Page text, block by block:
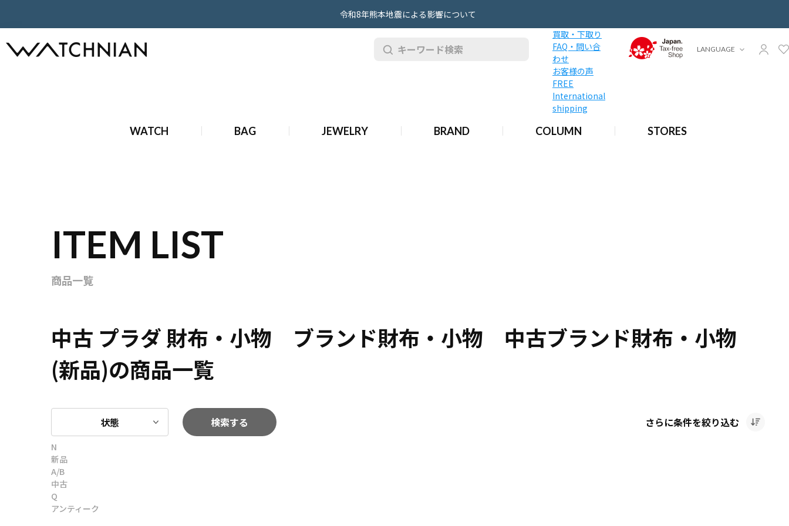
令和8年熊本地震による影響について
買取・下取り
FAQ・問い合
わせ
お客様の声
FREE
International
shipping
WATCH BAG JEWELRY BRAND COLUMN STORES
LANGUAGE
ITEM LIST
商品一覧
中古 プラダ 財布・小物 ブランド財布・小物 中古ブランド財布・小物
(新品)の商品一覧
状態 検索する さらに条件を絞り込む
N
新品
A/B
中古
Q
アンティーク